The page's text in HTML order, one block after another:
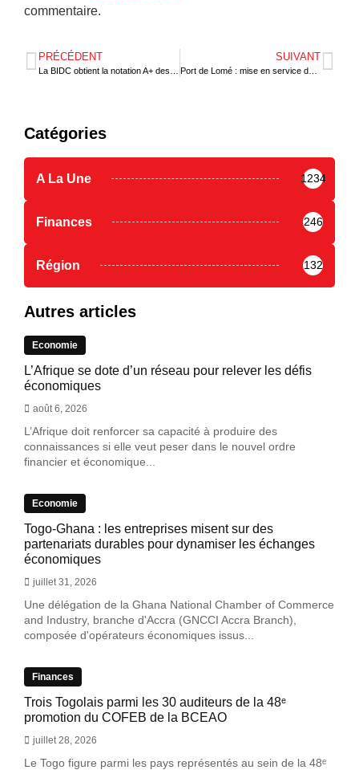
commentaire.
PRÉCÉDENT SUIVANT
Port de Lomé : mise en service de nouvelles infrastructures
Catégories
A La Une 1234
Finances 246
Région 132
Autres articles
Economie
L’Afrique se dote d’un réseau pour relever les défis
économiques
août 6, 2026
L’Afrique doit renforcer sa capacité à produire des
connaissances si elle veut peser dans le nouvel ordre
financier et économique...
Economie
Togo-Ghana : les entreprises misent sur des
partenariats durables pour dynamiser les échanges
économiques
juillet 31, 2026
Une délégation de la Ghana National Chamber of Commerce
and Industry, branche d'Accra (GNCCI Accra Branch),
composée d'opérateurs économiques issus...
Finances
Trois Togolais parmi les 30 auditeurs de la 48ᵉ
promotion du COFEB de la BCEAO
juillet 28, 2026
Le Togo figure parmi les pays représentés au sein de la 48ᵉ